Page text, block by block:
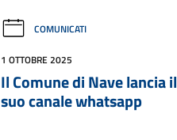
COMUNICATI
1 OTTOBRE 2025
Il Comune di Nave lancia il
suo canale whatsapp